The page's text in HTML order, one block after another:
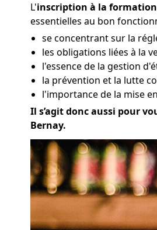
L'inscription à la formation
essentielles au bon
se concentrant sur la
les obligations liées à la
l'essence de la gestion
la prévention et la lutte
l'importance de la mise
Il s’agit donc aussi pour
Bernay.